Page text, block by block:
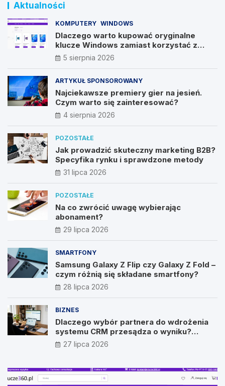
Aktualności
KOMPUTERY WINDOWS
Dlaczego warto kupować oryginalne
klucze Windows zamiast korzystać z
nieautoryzowanych źródeł?
5 sierpnia 2026
ARTYKUŁ SPONSOROWANY
Najciekawsze premiery gier na jesień.
Czym warto się zainteresować?
4 sierpnia 2026
POZOSTAŁE
Jak prowadzić skuteczny marketing B2B?
Specyfika rynku i sprawdzone metody
31 lipca 2026
POZOSTAŁE
Na co zwrócić uwagę wybierając
abonament?
29 lipca 2026
SMARTFONY
Samsung Galaxy Z Flip czy Galaxy Z Fold –
czym różnią się składane smartfony?
28 lipca 2026
BIZNES
Dlaczego wybór partnera do wdrożenia
systemu CRM przesądza o wyniku?
Wywiad z Pawłem Prymakowskim, CEO IT
Vision
27 lipca 2026